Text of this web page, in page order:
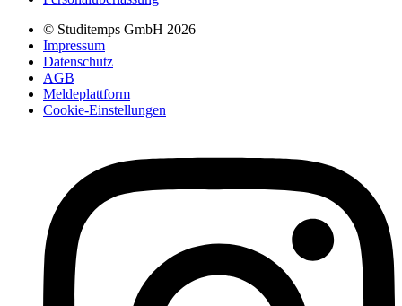
© Studitemps GmbH 2026
Impressum
Datenschutz
AGB
Meldeplattform
Cookie-Einstellungen